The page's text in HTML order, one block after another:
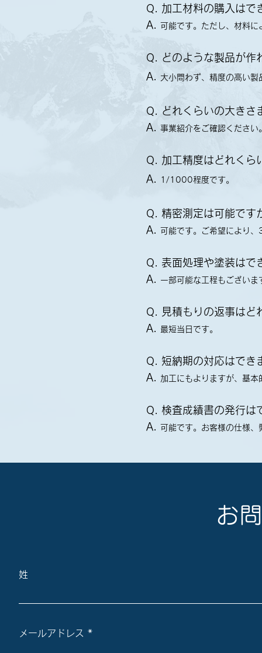
Q. 加工材料の購入はで
A.
可能です。ただし、材料に
Q. どのような製品が作
A.
大小問わず、精度の高い
Q. どれくらいの大きさ
A.
事業紹介をご確認ください
Q. 加工精度はどれくら
A.
1/1000程度です。
Q. 精密測定は可能です
A.
可能です。ご希望により
Q. 表面処理や塗装はで
A.
一部可能な工程もござい
Q. 見積もりの返事はど
A.
最短当日です。
Q. 短納期の対応はでき
A.
加工にもよりますが、基本
Q. 検査成績書の発行は
A.
可能です。お客様の仕様、
お
姓
メールアドレス